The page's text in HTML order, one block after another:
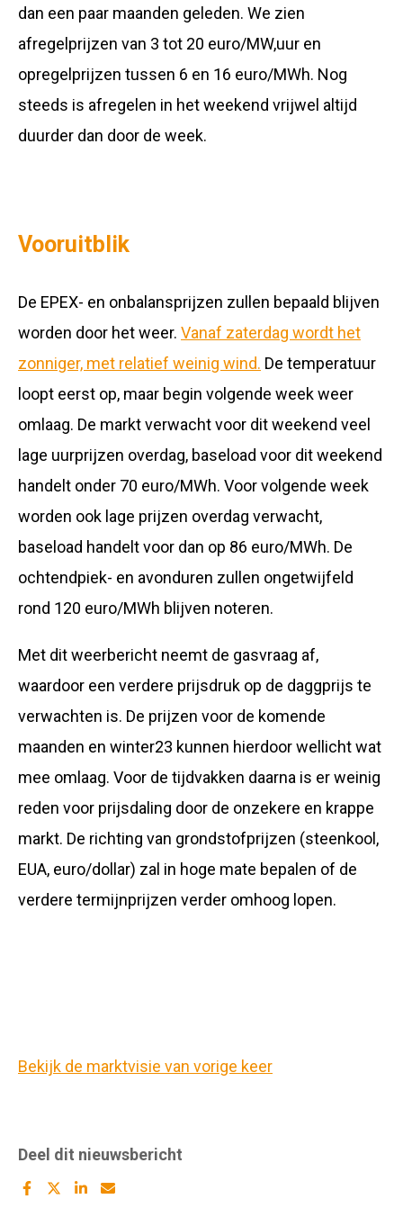
dan een paar maanden geleden. We zien
afregelprijzen van 3 tot 20 euro/MW,uur en
opregelprijzen tussen 6 en 16 euro/MWh. Nog
steeds is afregelen in het weekend vrijwel altijd
duurder dan door de week.
Vooruitblik
De EPEX- en onbalansprijzen zullen bepaald blijven
worden door het weer. Vanaf zaterdag wordt het
zonniger, met relatief weinig wind. De temperatuur
loopt eerst op, maar begin volgende week weer
omlaag. De markt verwacht voor dit weekend veel
lage uurprijzen overdag, baseload voor dit weekend
handelt onder 70 euro/MWh. Voor volgende week
worden ook lage prijzen overdag verwacht,
baseload handelt voor dan op 86 euro/MWh. De
ochtendpiek- en avonduren zullen ongetwijfeld
rond 120 euro/MWh blijven noteren.
Met dit weerbericht neemt de gasvraag af,
waardoor een verdere prijsdruk op de daggprijs te
verwachten is. De prijzen voor de komende
maanden en winter23 kunnen hierdoor wellicht wat
mee omlaag. Voor de tijdvakken daarna is er weinig
reden voor prijsdaling door de onzekere en krappe
markt. De richting van grondstofprijzen (steenkool,
EUA, euro/dollar) zal in hoge mate bepalen of de
verdere termijnprijzen verder omhoog lopen.
Bekijk de marktvisie van vorige keer
Deel dit nieuwsbericht
Deel
Deel Deel